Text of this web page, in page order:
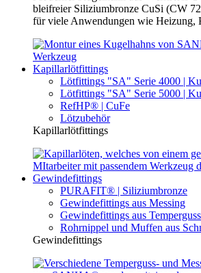
bleifreier Siliziumbronze CuSi (CW
für viele Anwendungen wie Heizung,
Kapillarlötfittings
Lötfittings "SA" Serie 4000 |
Lötfittings "SA" Serie 5000 |
RefHP® | CuFe
Lötzubehör
Kapillarlötfittings
Gewindefittings
PURAFIT® | Siliziumbronze
Gewindefittings aus Messing
Gewindefittings aus
Rohrnippel und Muffen aus
Gewindefittings